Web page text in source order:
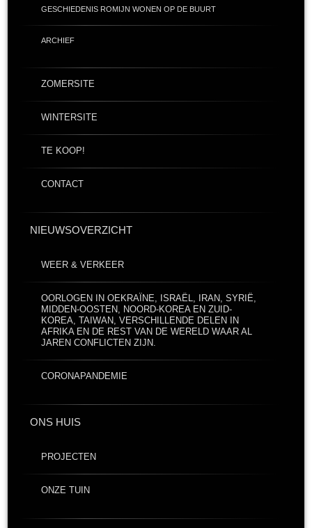
GESCHIEDENIS ROMIJN WONEN OP DE BUURT
ARCHIEF
ZOMERSITE
WINTERSITE
TE KOOP!
CONTACT
NIEUWSOVERZICHT
WEER & VERKEER
OORLOGEN IN OEKRAÏNE, ISRAËL, IRAN, SYRIË,
MIDDEN-OOSTEN, NOORD-KOREA EN ZUID-
KOREA, TAIWAN, VERSCHILLENDE DELEN IN
AFRIKA EN DE REST VAN DE WERELD WAAR AL
JAREN CONFLICTEN ZIJN.
CORONAPANDEMIE
ONS HUIS
PROJECTEN
ONZE TUIN